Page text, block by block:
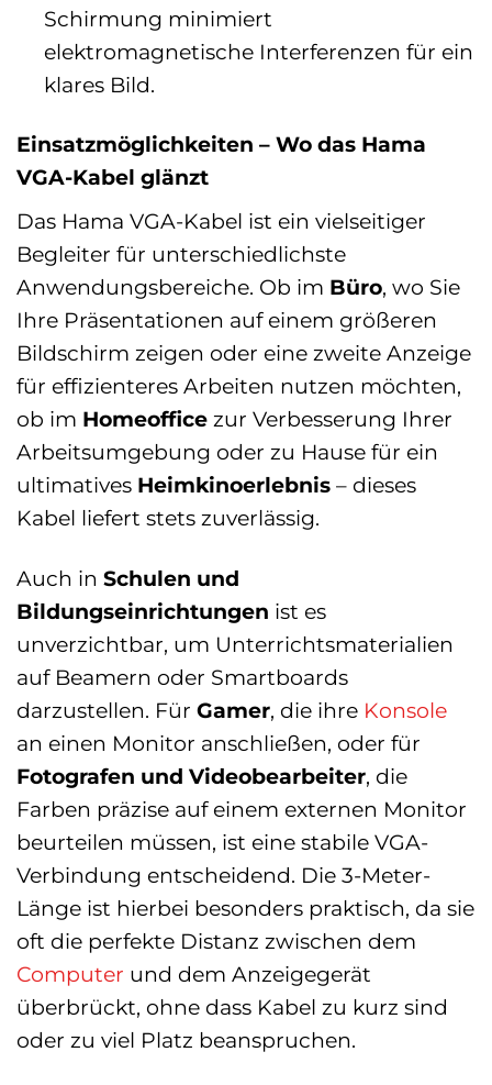
Schirmung minimiert
elektromagnetische Interferenzen für ein
klares Bild.
Einsatzmöglichkeiten – Wo das Hama
VGA-Kabel glänzt
Das Hama VGA-Kabel ist ein vielseitiger
Begleiter für unterschiedlichste
Anwendungsbereiche. Ob im Büro, wo Sie
Ihre Präsentationen auf einem größeren
Bildschirm zeigen oder eine zweite Anzeige
für effizienteres Arbeiten nutzen möchten,
ob im Homeoffice zur Verbesserung Ihrer
Arbeitsumgebung oder zu Hause für ein
ultimatives Heimkinoerlebnis – dieses
Kabel liefert stets zuverlässig.
Auch in Schulen und
Bildungseinrichtungen ist es
unverzichtbar, um Unterrichtsmaterialien
auf Beamern oder Smartboards
darzustellen. Für Gamer, die ihre Konsole
an einen Monitor anschließen, oder für
Fotografen und Videobearbeiter, die
Farben präzise auf einem externen Monitor
beurteilen müssen, ist eine stabile VGA-
Verbindung entscheidend. Die 3-Meter-
Länge ist hierbei besonders praktisch, da sie
oft die perfekte Distanz zwischen dem
Computer und dem Anzeigegerät
überbrückt, ohne dass Kabel zu kurz sind
oder zu viel Platz beanspruchen.